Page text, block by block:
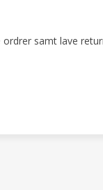
samt lave